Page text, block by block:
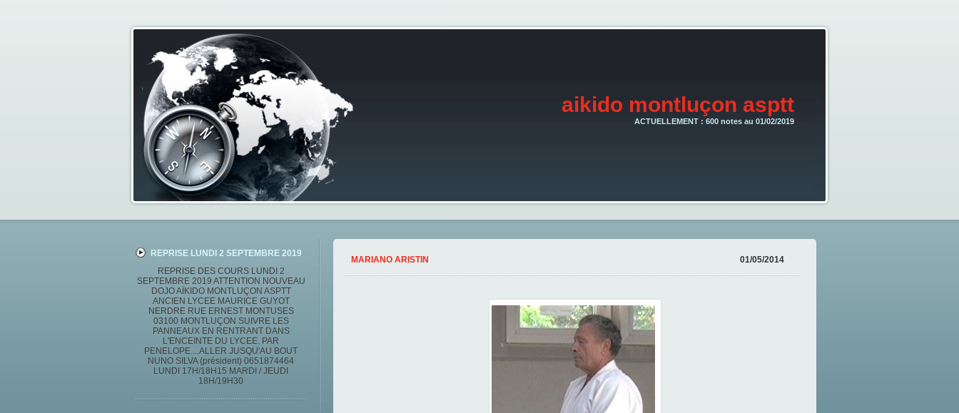
aikido montluçon asptt
ACTUELLEMENT : 600 notes au 01/02/2019
REPRISE LUNDI 2 SEPTEMBRE 2019
REPRISE DES COURS LUNDI 2
SEPTEMBRE 2019 ATTENTION NOUVEAU
DOJO AÏKIDO MONTLUÇON ASPTT
ANCIEN LYCEE MAURICE GUYOT
NERDRE RUE ERNEST MONTUSES
03100 MONTLUÇON SUIVRE LES
PANNEAUX EN RENTRANT DANS
L'ENCEINTE DU LYCEE. PAR
PENELOPE....ALLER JUSQU'AU BOUT
NUNO SILVA (président) 0651874464
LUNDI 17H/18H15 MARDI / JEUDI
18H/19H30
01/05/2014
MARIANO ARISTIN